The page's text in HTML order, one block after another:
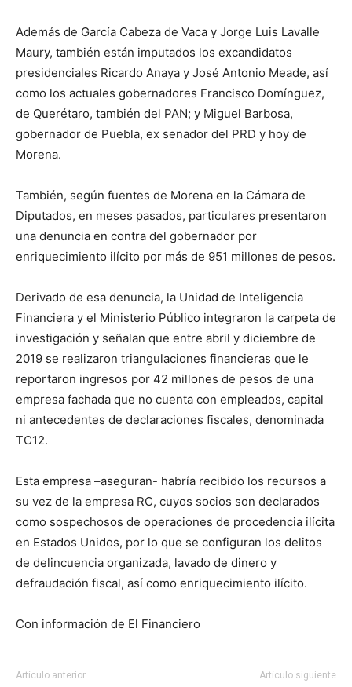
Además de García Cabeza de Vaca y Jorge Luis Lavalle
Maury, también están imputados los excandidatos
presidenciales Ricardo Anaya y José Antonio Meade, así
como los actuales gobernadores Francisco Domínguez,
de Querétaro, también del PAN; y Miguel Barbosa,
gobernador de Puebla, ex senador del PRD y hoy de
Morena.
También, según fuentes de Morena en la Cámara de
Diputados, en meses pasados, particulares presentaron
una denuncia en contra del gobernador por
enriquecimiento ilícito por más de 951 millones de pesos.
Derivado de esa denuncia, la Unidad de Inteligencia
Financiera y el Ministerio Público integraron la carpeta de
investigación y señalan que entre abril y diciembre de
2019 se realizaron triangulaciones financieras que le
reportaron ingresos por 42 millones de pesos de una
empresa fachada que no cuenta con empleados, capital
ni antecedentes de declaraciones fiscales, denominada
TC12.
Esta empresa –aseguran- habría recibido los recursos a
su vez de la empresa RC, cuyos socios son declarados
como sospechosos de operaciones de procedencia ilícita
en Estados Unidos, por lo que se configuran los delitos
de delincuencia organizada, lavado de dinero y
defraudación fiscal, así como enriquecimiento ilícito.
Con información de El Financiero
Artículo anterior Artículo siguiente